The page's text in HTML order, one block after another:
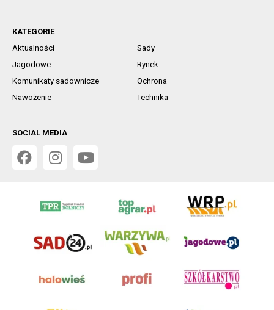
KATEGORIE
Aktualności
Sady
Jagodowe
Rynek
Komunikaty sadownicze
Ochrona
Nawożenie
Technika
SOCIAL MEDIA